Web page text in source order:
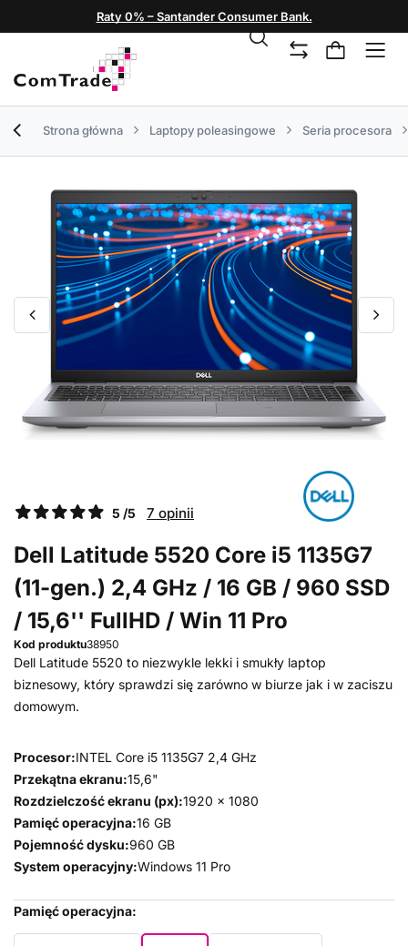
Raty 0% – Santander Consumer Bank.
Strona główna Laptopy poleasingowe Seria procesora
5 /5 7 opinii
Dell Latitude 5520 Core i5 1135G7
(11-gen.) 2,4 GHz / 16 GB / 960 SSD
/ 15,6'' FullHD / Win 11 Pro
Kod produktu38950
Dell Latitude 5520 to niezwykle lekki i smukły laptop
biznesowy, który sprawdzi się zarówno w biurze jak i w zaciszu
domowym.
Procesor:INTEL Core i5 1135G7 2,4 GHz
Przekątna ekranu:15,6"
Rozdzielczość ekranu (px):1920 x 1080
Pamięć operacyjna:16 GB
Pojemność dysku:960 GB
System operacyjny:Windows 11 Pro
Pamięć operacyjna